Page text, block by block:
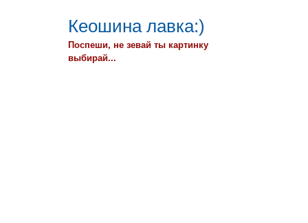
Кеошина лавка:)
Поспеши, не зевай ты картинку
выбирай...